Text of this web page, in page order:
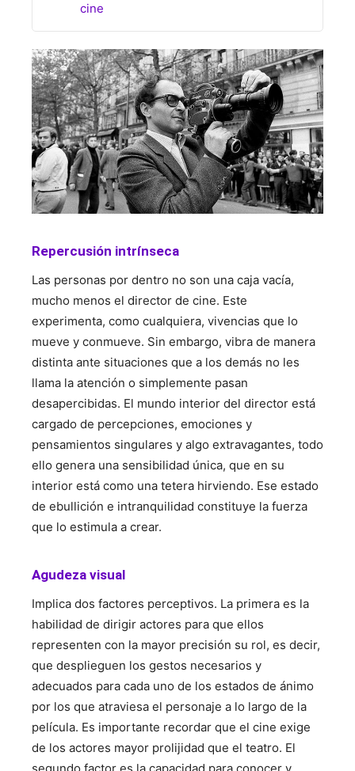
cine
Repercusión intrínseca
Las personas por dentro no son una caja vacía,
mucho menos el director de cine. Este
experimenta, como cualquiera, vivencias que lo
mueve y conmueve. Sin embargo, vibra de manera
distinta ante situaciones que a los demás no les
llama la atención o simplemente pasan
desapercibidas. El mundo interior del director está
cargado de percepciones, emociones y
pensamientos singulares y algo extravagantes, todo
ello genera una sensibilidad única, que en su
interior está como una tetera hirviendo. Ese estado
de ebullición e intranquilidad constituye la fuerza
que lo estimula a crear.
Agudeza visual
Implica dos factores perceptivos. La primera es la
habilidad de dirigir actores para que ellos
representen con la mayor precisión su rol, es decir,
que desplieguen los gestos necesarios y
adecuados para cada uno de los estados de ánimo
por los que atraviesa el personaje a lo largo de la
película. Es importante recordar que el cine exige
de los actores mayor prolijidad que el teatro. El
segundo factor es la capacidad para conocer y